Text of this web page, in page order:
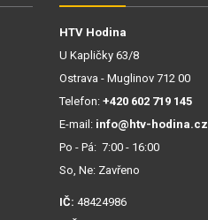
HTV Hodina
U Kapličky 63/8
Ostrava - Muglinov 712 00
Telefon: +420 602 719 145
E-mail: info@htv-hodina.cz
Po - Pá: 7:00 - 16:00
So, Ne: Zavřeno
IČ: 48424986